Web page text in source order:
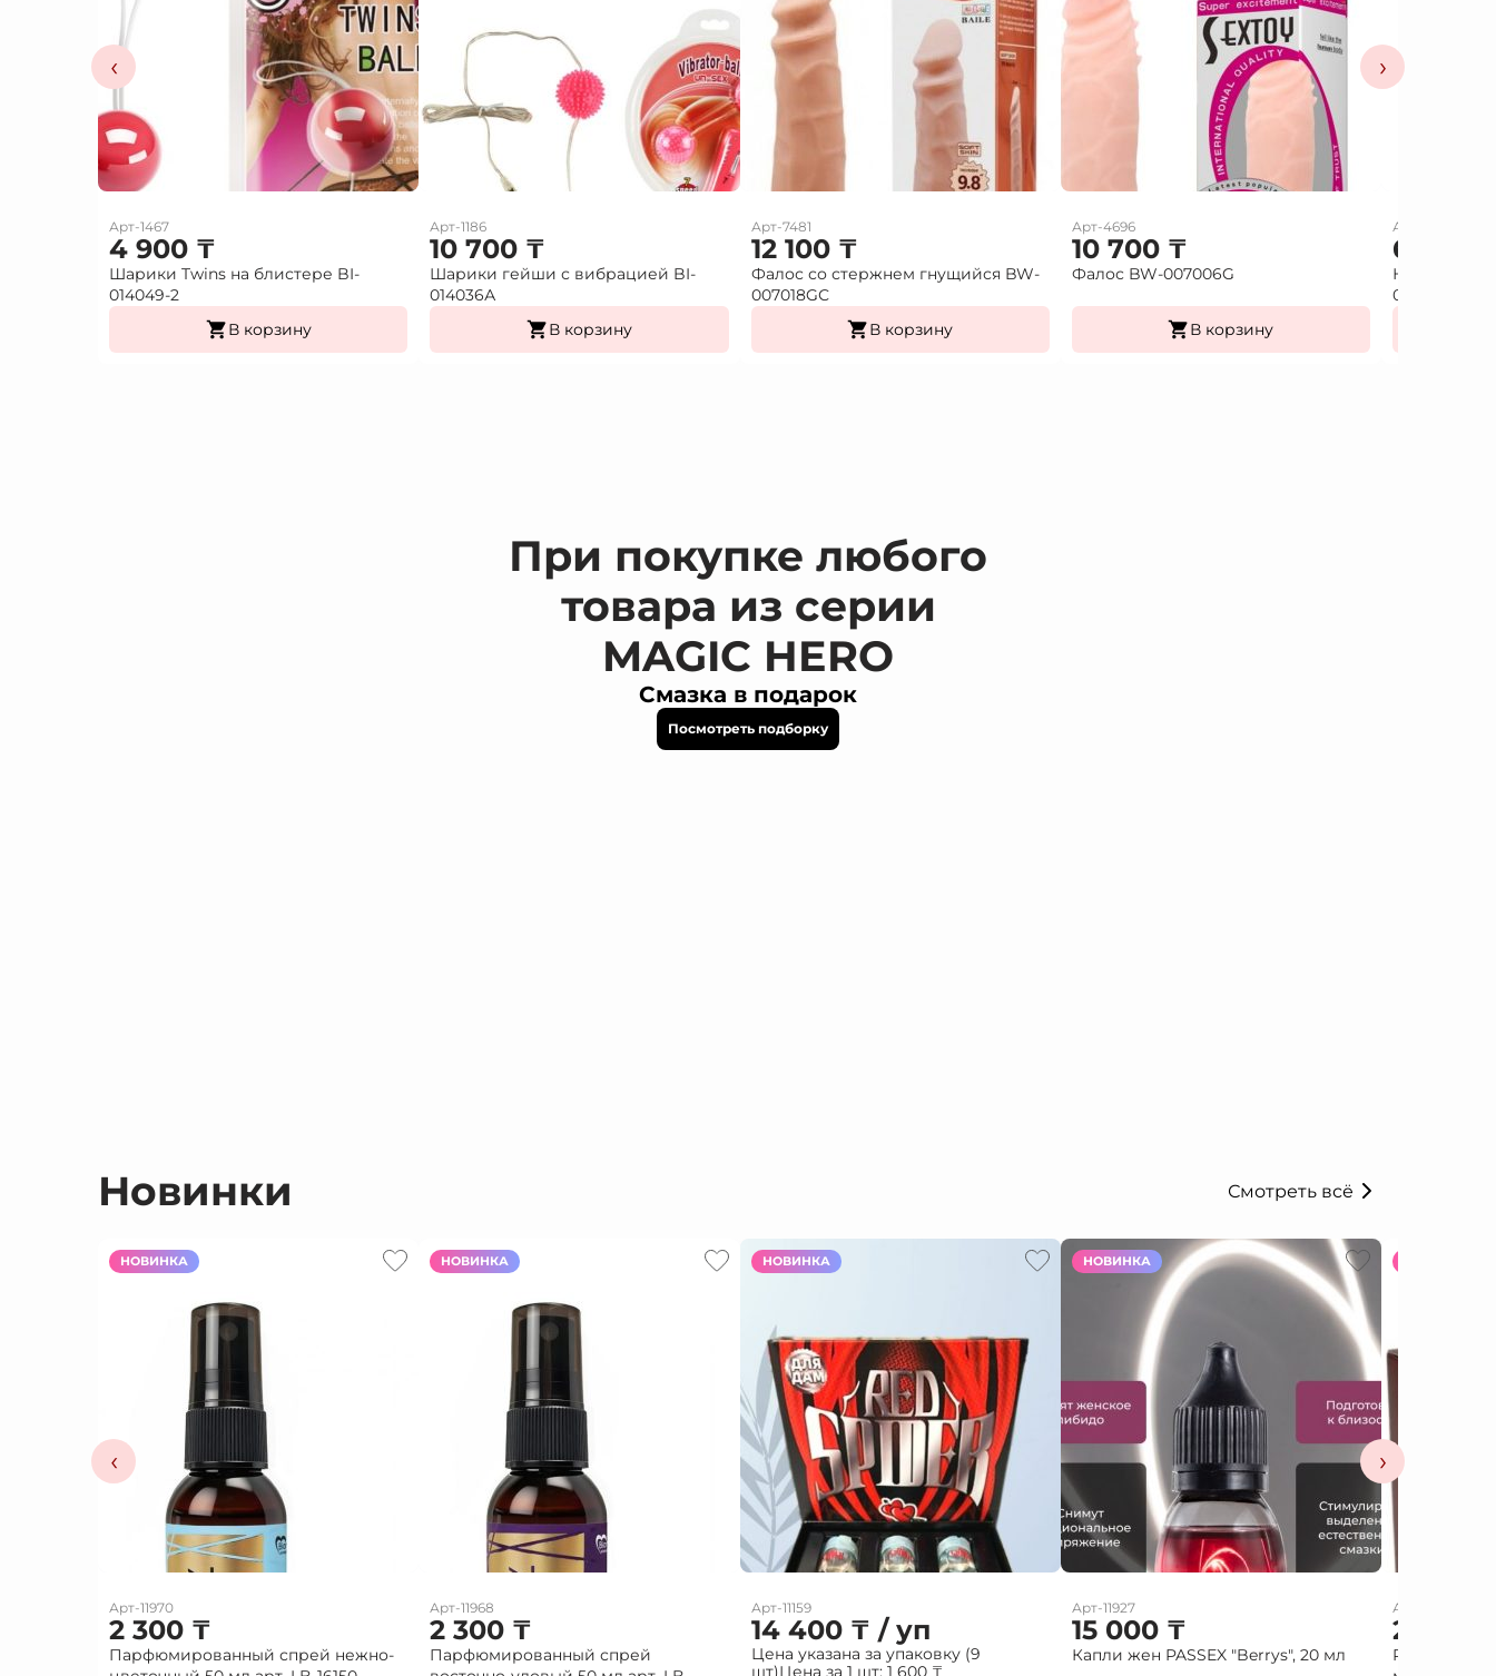
‹
Арт-1467
4 900 ₸
Шарики Twins на блистере BI-
014049-2
В корзину
Арт-1186
10 700 ₸
Шарики гейши с вибрацией BI-
014036А
В корзину
Арт-7481
12 100 ₸
Фалос со стержнем гнущийся BW-
007018GС
В корзину
Арт-4696
10 700 ₸
Фалос BW-007006G
В корзину
Арт-7897
6 000
Насадка
026213
›
При покупке любого
товара из серии
MAGIC HERO
Смазка в подарок
Посмотреть подборку
Новинки Смотреть всё
‹
НОВИНКА
Арт-11970
2 300 ₸
Парфюмированный спрей нежно-
НОВИНКА
Арт-11968
2 300 ₸
Парфюмированный спрей
НОВИНКА
Арт-11159
14 400 ₸ / уп
Цена указана за упаковку (9
шт)Цена за 1 шт: 1 600 ₸
НОВИНКА
Арт-11927
15 000 ₸
Капли жен PASSEX "Berrys", 20 мл
Арт-10586
2 000
Red
›